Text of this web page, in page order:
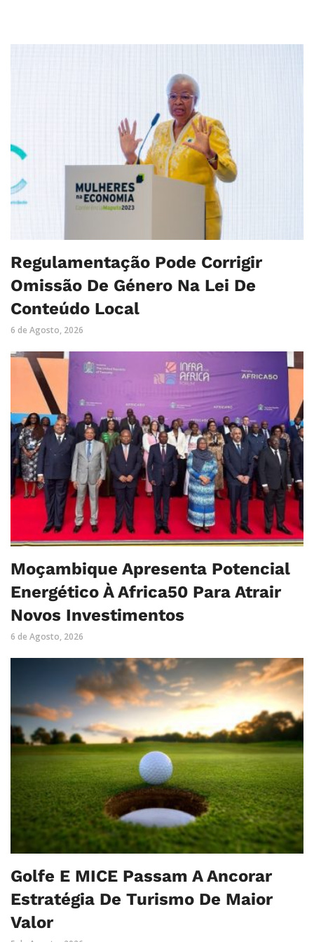
Regulamentação Pode Corrigir
Omissão De Género Na Lei De
Conteúdo Local
6 de Agosto, 2026
Moçambique Apresenta Potencial
Energético À Africa50 Para Atrair
Novos Investimentos
6 de Agosto, 2026
Golfe E MICE Passam A Ancorar
Estratégia De Turismo De Maior
Valor